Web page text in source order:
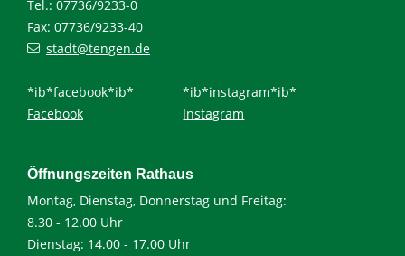
Tel.: 07736/9233-0
Fax: 07736/9233-40
stadt@tengen.de
*ib*facebook*ib*
Facebook
*ib*instagram*ib*
Instagram
Öffnungszeiten Rathaus
Montag, Dienstag, Donnerstag und Freitag:
8.30 - 12.00 Uhr
Dienstag: 14.00 - 17.00 Uhr